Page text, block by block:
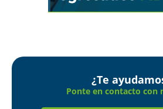
¿Te
Ponte en contacto con